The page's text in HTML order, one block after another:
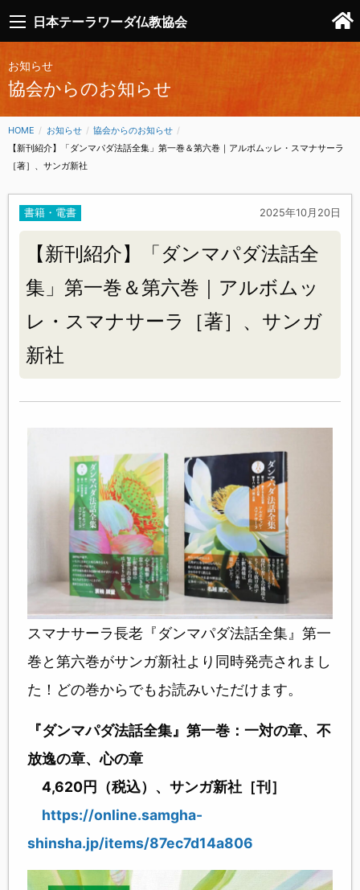
日本テーラワーダ仏教協会
お知らせ
協会からのお知らせ
HOME お知らせ
協会からのお知らせ
CURRENT:
【新刊紹介】「ダンマパダ法話全集」第一巻＆第六巻｜アルボムッレ・スマナサーラ
［著］、サンガ新社
書籍・電書 2025年10月20日
【新刊紹介】「ダンマパダ法話全
集」第一巻＆第六巻｜アルボムッ
レ・スマナサーラ［著］、サンガ
新社
スマナサーラ長老『ダンマパダ法話全集』第一
巻と第六巻がサンガ新社より同時発売されまし
た！どの巻からでもお読みいただけます。
『ダンマパダ法話全集』第一巻：一対の章、不
放逸の章、心の章
4,620円（税込）、サンガ新社［刊］
https://online.samgha-
shinsha.jp/items/87ec7d14a806